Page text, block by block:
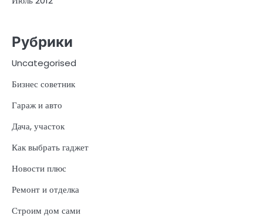
Рубрики
Uncategorised
Бизнес советник
Гараж и авто
Дача, участок
Как выбрать гаджет
Новости плюс
Ремонт и отделка
Строим дом сами